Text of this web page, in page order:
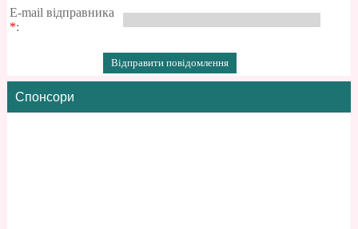
E-mail відправника
*:
Спонсори